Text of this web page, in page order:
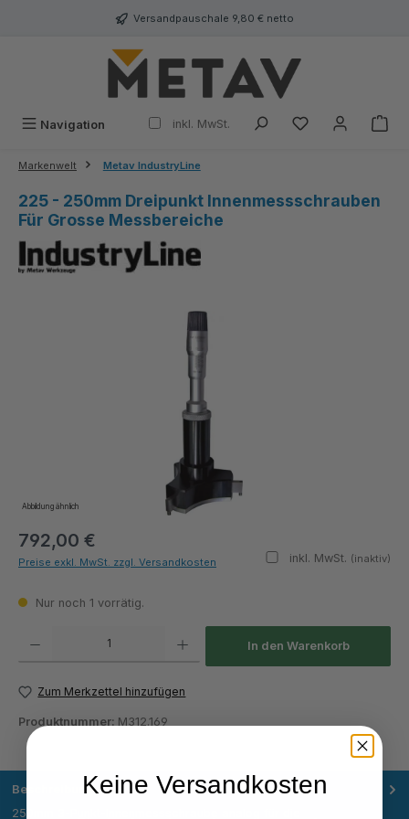
Versandpauschale 9,80 € netto
Navigation inkl. MwSt.
Markenwelt Metav IndustryLine
225 - 250mm Dreipunkt Innenmessschrauben
Für Grosse Messbereiche
Abbildung ähnlich
792,00 €
inkl. MwSt. (inaktiv)
Preise exkl. MwSt. zzgl. Versandkosten
Nur noch 1 vorrätig.
In den Warenkorb
Zum Merkzettel hinzufügen
Produktnummer: M312.169
Beschreibung
250mm 3-Punkt-Innenmessschraube analog für die
Keine Versandkosten